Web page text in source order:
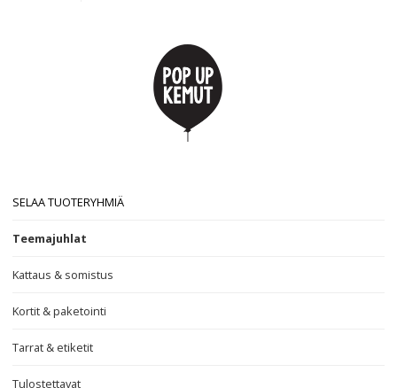
SELAA TUOTERYHMIÄ
Teemajuhlat
Kattaus & somistus
Kortit & paketointi
Tarrat & etiketit
Tulostettavat